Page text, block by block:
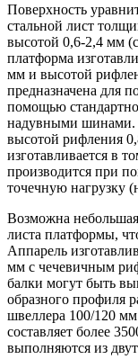
Поверхность
стальной лист
высотой 0,6-2,4 мм
платформа
мм и высотой
предназначена для
помощью
надувными шинами.
высотой рифления
изготавливается в
производится при
точечную нагрузку
Возможна
листа платформы,
Аппарель
мм с чечевичным
балки могут быть
образного профиля
швеллера 100/120
составляет более
выполняются из